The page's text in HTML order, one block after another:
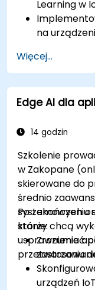
Learning w
na
Zmniejszać
w
w systemach
Więcej...
Edge AI dla
14 godzin
Szkolenie
w Zakopane
skierowane do
średnio
systemowych
którzy chcą
usprawnienia
przetwarzaniu
Po zakończeniu
stanie:
Zrozumieć
urządzeń